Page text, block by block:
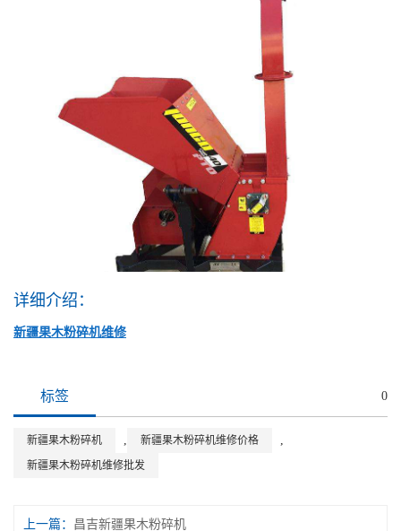
详细介绍：
新疆果木粉碎机维修
标签 0
新疆果木粉碎机 新疆果木粉碎机维修价格
新疆果木粉碎机维修批发
上一篇： 昌吉新疆果木粉碎机